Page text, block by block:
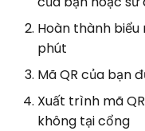
Hoàn thành
phút
Mã QR của bạn
Xuất trình mã
không tại cổng